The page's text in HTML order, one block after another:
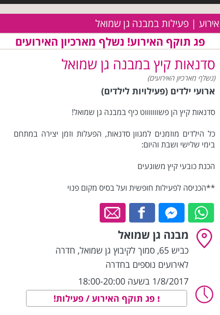
אירוע | פעילות במבנה גן שמואל
פג תוקף האירוע! נשלף מארכיון האירועים
סדנאות קיץ במבנה גן שמואל
(נשלף מארכיון האירועים)
ארועי ילדים (פעילויות לילדים)
סדנאות קיץ הן פשוווווווט כיף במבנה גן שמואל!
כל הילדים מוזמנים למגוון סדנאות, הפעלות וזמן יצירה במתחם
בימי שלישי ושבת והיום:
הכנת כובעי קיץ משוגעים
**הכניסה לפעילות חופשית ועל בסיס מקום פנוי
מבנה גן שמואל
כביש 65, סמוך לקיבוץ גן שמואל , חדרה
לאירועים נוספים בחדרה
1/8/2017 בשעה 18:00-20:00
פג תוקף האירוע / פעילות!